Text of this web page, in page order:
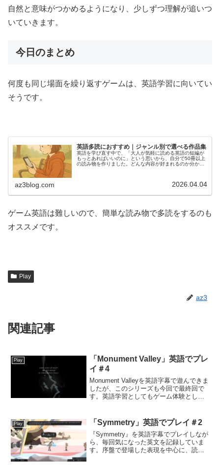
自然と意味がつかめるようになり、少しずつ理解が追いつ
いていきます。
今日のまとめ
何度も同じ場面を繰り返すゲームは、英語学習に向いてい
そうです。
英語多読におすすめ｜ジャンル別で選べる作品集
英語を学び直す中で、「大人が気軽に読める英語の短編が
もっとあればいいのに」という思いから、自分で50冊以上
の読み物を作りました。どんな内容が好まれるのか分から
az3blog.com 2026.04.04
ゲーム英語は難しいので、簡単な読み物で多読をするのも
オススメです。
Play
az3
関連記事
Play
「Monument Valley」英語でプレ
イ＃4
Monument Valleyを英語字幕で遊んできま
したが、このシリーズも今回で最終回で
す。英語学習としてもゲーム体験として
bones in...
Play 「Symmetry」英語でプレイ＃2
『Symmetry』を英語字幕でプレイしなが
ら、毎回気になった英文を記録していま
す。序盤で登場した表現を中心に、読み